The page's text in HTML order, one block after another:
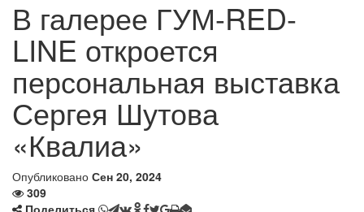
В галерее ГУМ-RED-
LINE откроется
персональная выставка
Сергея Шутова
«Квалиа»
Опубликовано Сен 20, 2024
309